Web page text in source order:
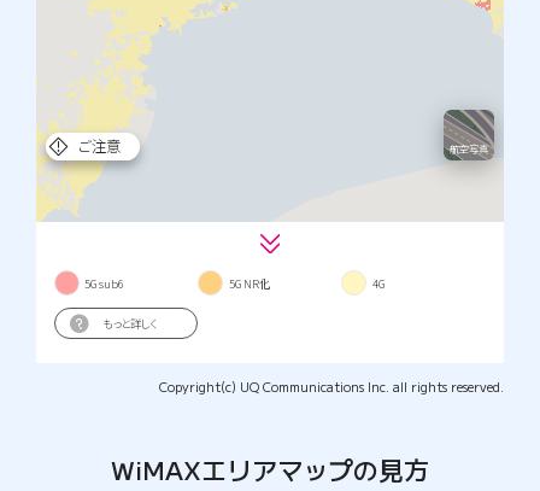
Copyright(c) UQ Communications Inc. all rights reserved.
WiMAXエリアマップの見方